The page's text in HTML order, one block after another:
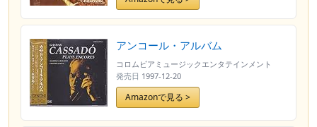
アンコール・アルバム
コロムビアミュージックエンタテインメント
発売日 1997-12-20
Amazonで見る >